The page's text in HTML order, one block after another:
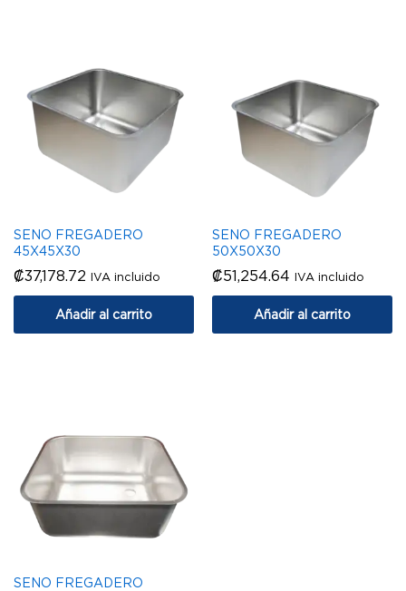
SENO FREGADERO
45X45X30
₡37,178.72 IVA incluido
Añadir al carrito
SENO FREGADERO
50X50X30
₡51,254.64 IVA incluido
Añadir al carrito
SENO FREGADERO